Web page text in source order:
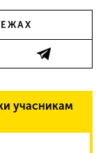
учасникам